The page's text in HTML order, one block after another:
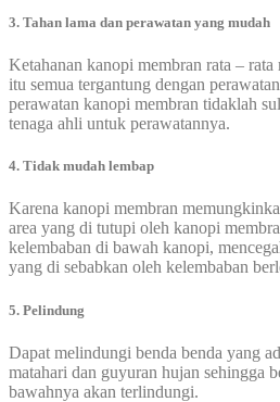
3. Tahan lama dan perawatan yang mudah
Ketahanan kanopi membran rata –
itu semua tergantung dengan
perawatan kanopi membran tidaklah
tenaga ahli untuk perawatannya.
4. Tidak mudah lembap
Karena kanopi membran
area yang di tutupi oleh kanopi
kelembaban di bawah kanopi,
yang di sebabkan oleh kelembaban
5. Pelindung
Dapat melindungi benda benda yang
matahari dan guyuran hujan sehingga
bawahnya akan terlindungi.